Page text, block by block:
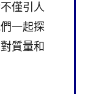
僅引人
一起探
質量和